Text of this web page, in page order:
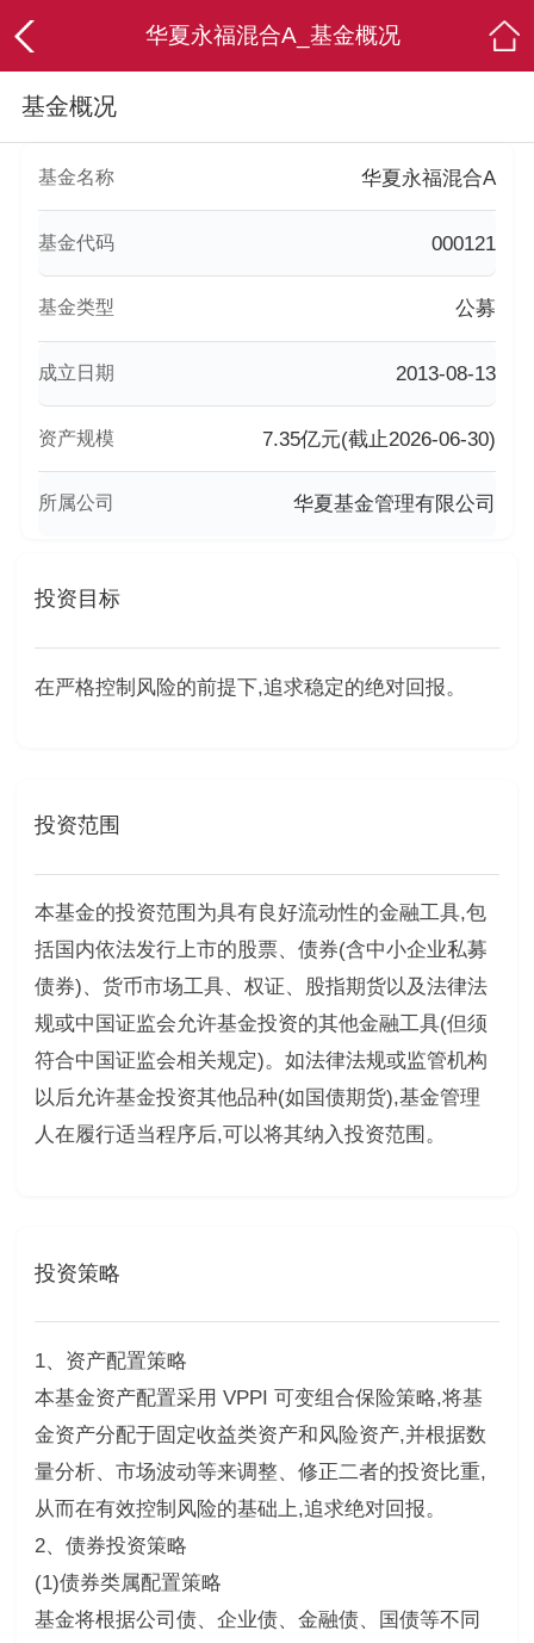
华夏永福混合A_基金概况
基金概况
基金名称 华夏永福混合A
基金代码 000121
基金类型 公募
成立日期 2013-08-13
资产规模 7.35亿元(截止2026-06-30)
所属公司 华夏基金管理有限公司
投资目标
在严格控制风险的前提下,追求稳定的绝对回报。
投资范围
本基金的投资范围为具有良好流动性的金融工具,包
括国内依法发行上市的股票、债券(含中小企业私募
债券)、货币市场工具、权证、股指期货以及法律法
规或中国证监会允许基金投资的其他金融工具(但须
符合中国证监会相关规定)。如法律法规或监管机构
以后允许基金投资其他品种(如国债期货),基金管理
人在履行适当程序后,可以将其纳入投资范围。
投资策略
1、资产配置策略
本基金资产配置采用 VPPI 可变组合保险策略,将基
金资产分配于固定收益类资产和风险资产,并根据数
量分析、市场波动等来调整、修正二者的投资比重,
从而在有效控制风险的基础上,追求绝对回报。
2、债券投资策略
(1)债券类属配置策略
基金将根据公司债、企业债、金融债、国债等不同